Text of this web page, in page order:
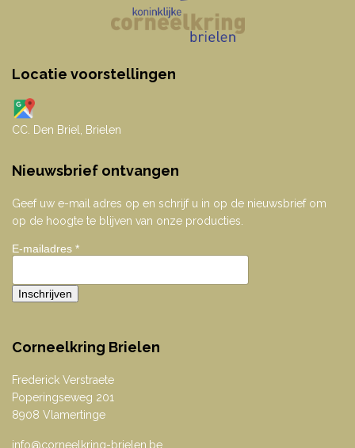
Locatie voorstellingen
CC. Den Briel, Brielen
Nieuwsbrief ontvangen
Geef uw e-mail adres op en schrijf u in op de nieuwsbrief om
op de hoogte te blijven van onze producties.
E-mailadres *
Corneelkring Brielen
Frederick Verstraete
Poperingseweg 201
8908 Vlamertinge
info@corneelkring-brielen.be